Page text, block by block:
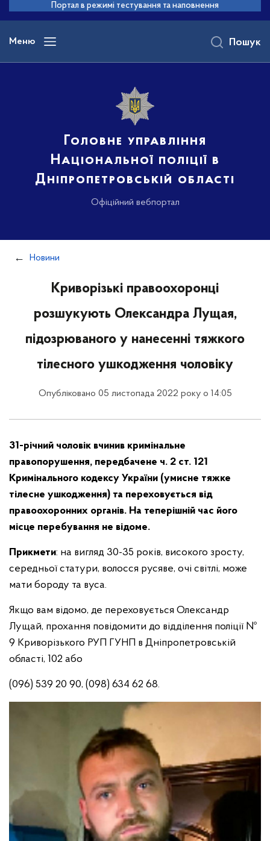
основного
вмісту
Портал в режимі тестування та наповнення
Меню
Головне управління
Національної поліції в
Дніпропетровській області
Офіційний вебпортал
Пошук
Новини
Криворізькі правоохоронці
розшукують Олександра Лущая,
підозрюваного у нанесенні тяжкого
тілесного ушкодження чоловіку
Опубліковано 05 листопада 2022 року о 14:05
31-річний чоловік вчинив кримінальне
правопорушення, передбачене ч. 2 ст. 121
Кримінального кодексу України (умисне тяжке
тілесне ушкодження) та переховується від
правоохоронних органів. На теперішній час його
місце перебування не відоме.
Прикмети: на вигляд 30-35 років, високого зросту,
середньої статури, волосся русяве, очі світлі, може
мати бороду та вуса.
Якщо вам відомо, де переховується Олександр
Лущай, прохання повідомити до відділення поліції №
9 Криворізького РУП ГУНП в Дніпропетровській
області, 102 або
(096) 539 20 90, (098) 634 62 68.